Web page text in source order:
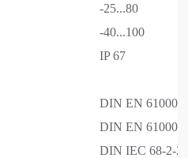
-25...80
-40...100
IP 67
DIN EN 61000-
DIN EN 61000-
DIN IEC 68-2-